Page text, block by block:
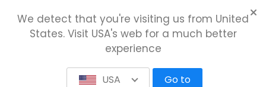
We detect that you're visiting us from United
States. Visit USA's web for a much better
experience
USA Go to